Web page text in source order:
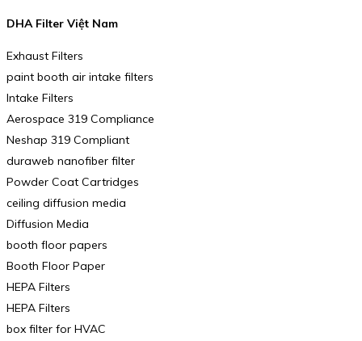
DHA Filter Việt Nam
Exhaust Filters
paint booth air intake filters
Intake Filters
Aerospace 319 Compliance
Neshap 319 Compliant
duraweb nanofiber filter
Powder Coat Cartridges
ceiling diffusion media
Diffusion Media
booth floor papers
Booth Floor Paper
HEPA Filters
HEPA Filters
box filter for HVAC